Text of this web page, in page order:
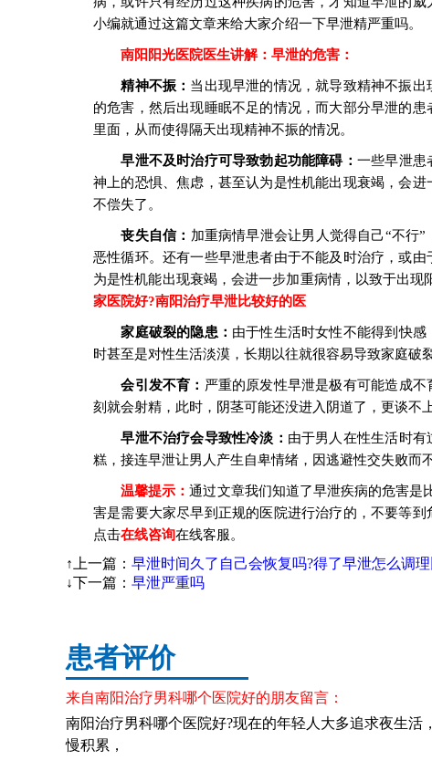
小编就通过这篇文章来给大家介绍一下早泄精严重吗。
南阳阳光医院医生讲解：早泄的危害：
精神不振： 当出现早泄的情况，就导致精神不振
的危害，然后出现睡眠不足的情况，而大部分早泄的
里面，从而使得隔天出现精神不振的情况。
早泄不及时治疗可导致勃起功能障碍： 一些早泄患
神上的恐惧、焦虑，甚至认为是性机能出现衰竭，会
不偿失了。
丧失自信： 加重病情早泄会让男人觉得自己“不行
恶性循环。还有一些早泄患者由于不能及时治疗，或
为是性机能出现衰竭，会进一步加重病情，以致于出现
家医院好?南阳治疗早泄比较好的医
家庭破裂的隐患： 由于性生活时女性不能得到快
时甚至是对性生活淡漠，长期以往就很容易导致家庭破裂
会引发不育： 严重的原发性早泄是极有可能造成
刻就会射精，此时，阴茎可能还没进入阴道了，更谈不
早泄不治疗会导致性冷淡： 由于男人在性生活时
糕，接连早泄让男人产生自卑情绪，因逃避性交失败而
温馨提示：通过文章我们知道了早泄疾病的危害是
害是需要大家尽早到正规的医院进行治疗的，不要等
点击在线咨询在线客服。
↑上一篇： 早泄时间久了自己会恢复吗?得了早泄怎么调理
↓下一篇： 早泄严重吗
患者评价
来自南阳治疗男科哪个医院好的朋友留言：
南阳治疗男科哪个医院好?现在的年轻人大多追求夜生
慢积累，